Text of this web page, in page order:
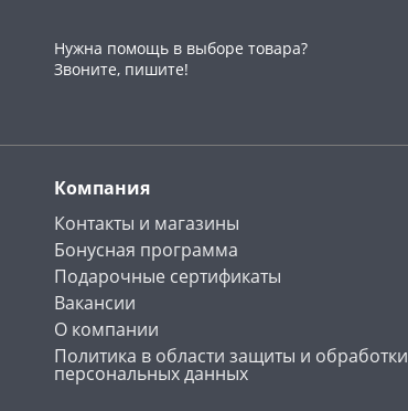
Нужна помощь в выборе товара?
Звоните, пишите!
Компания
Контакты и магазины
Бонусная программа
Подарочные сертификаты
Вакансии
О компании
Политика в области защиты и обработки
персональных данных